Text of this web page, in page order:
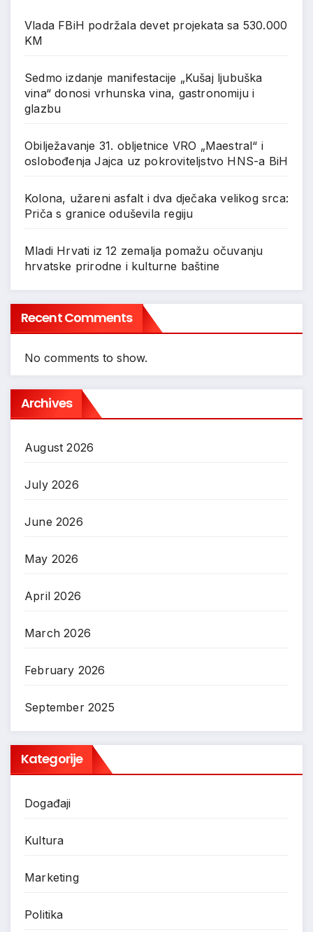
Vlada FBiH podržala devet projekata sa 530.000
KM
Sedmo izdanje manifestacije „Kušaj ljubuška
vina“ donosi vrhunska vina, gastronomiju i
glazbu
Obilježavanje 31. obljetnice VRO „Maestral“ i
oslobođenja Jajca uz pokroviteljstvo HNS-a BiH
Kolona, užareni asfalt i dva dječaka velikog srca:
Priča s granice oduševila regiju
Mladi Hrvati iz 12 zemalja pomažu očuvanju
hrvatske prirodne i kulturne baštine
Recent Comments
No comments to show.
Archives
August 2026
July 2026
June 2026
May 2026
April 2026
March 2026
February 2026
September 2025
Kategorije
Događaji
Kultura
Marketing
Politika